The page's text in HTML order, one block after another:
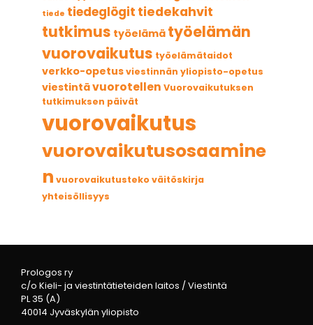
tiede tiedeglögit tiedekahvit
tutkimus työelämä työelämän
vuorovaikutus työelämätaidot
verkko-opetusviestinnän yliopisto-opetus
viestintävuorotellen Vuorovaikutuksen
tutkimuksen päivät
vuorovaikutus
vuorovaikutusosaamine
n vuorovaikutustekoväitöskirja
yhteisöllisyys
Prologos ry
c/o Kieli- ja viestintätieteiden laitos / Viestintä
PL 35 (A)
40014 Jyväskylän yliopisto